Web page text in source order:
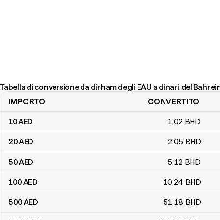
Tabella di conversione da dirham degli EAU a dinari del
Tabella di conversione da dirham degli EAU a dinari del Bahrein
IMPORTO CONVERTITO
10AED 1,02 BHD
20AED 2,05 BHD
50AED 5,12 BHD
100AED 10,24 BHD
500AED 51,18 BHD